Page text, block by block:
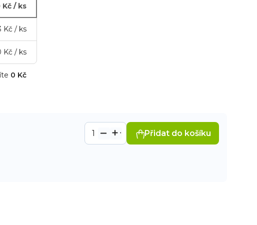
Kč / ks
Kč / ks
Kč / ks
0 Kč
Přidat do košíku